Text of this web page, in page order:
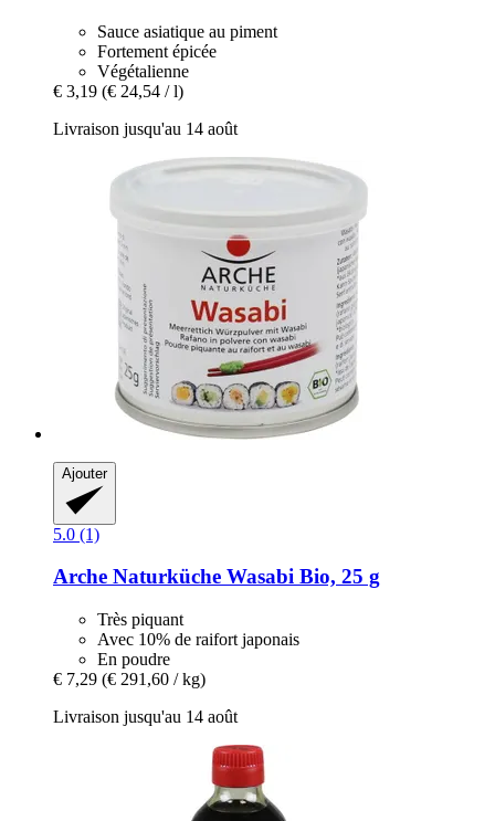
Sauce asiatique au piment
Fortement épicée
Végétalienne
€ 3,19 (€ 24,54 / l)
Livraison jusqu'au 14 août
Ajouter
5.0 (1)
Arche Naturküche Wasabi Bio, 25 g
Très piquant
Avec 10% de raifort japonais
En poudre
€ 7,29 (€ 291,60 / kg)
Livraison jusqu'au 14 août